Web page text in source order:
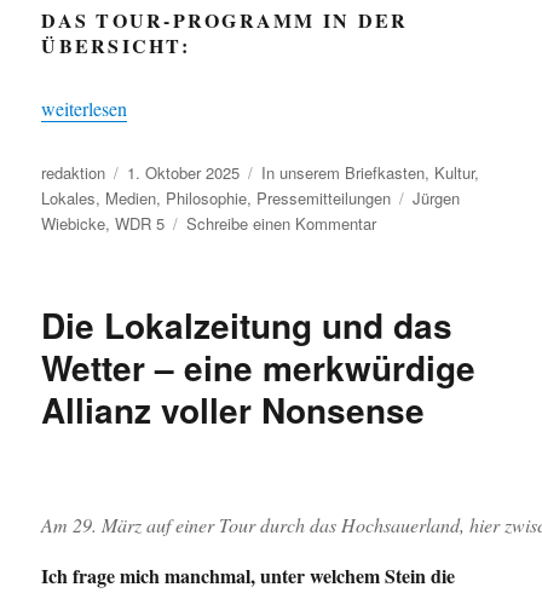
DAS TOUR-PROGRAMM IN DER
ÜBERSICHT:
„Das philosophische Radio „on tour““
weiterlesen
Autor
redaktion
Veröffentlicht
am
1. Oktober 2025 Kategorien
In unserem Briefkasten, Kultur,
Lokales, Medien, Philosophie, Pressemitteilungen Schlagwörter
Jürgen
Wiebicke,WDR 5 Schreibe einen Kommentarzu
„on
Die Lokalzeitung und das
Wetter – eine merkwürdige
Allianz voller Nonsense
Am 29. März auf einer Tour durch das Hochsauerland, hier
Ich frage mich manchmal, unter welchem Stein die